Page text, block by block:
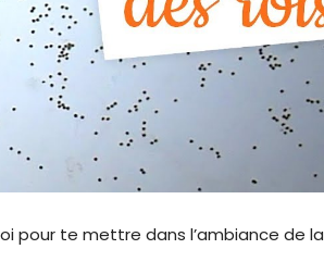
pour te mettre dans l’ambiance de la